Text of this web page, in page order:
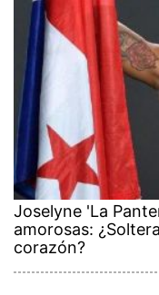
Joselyne 'La
amorosas:
corazón?